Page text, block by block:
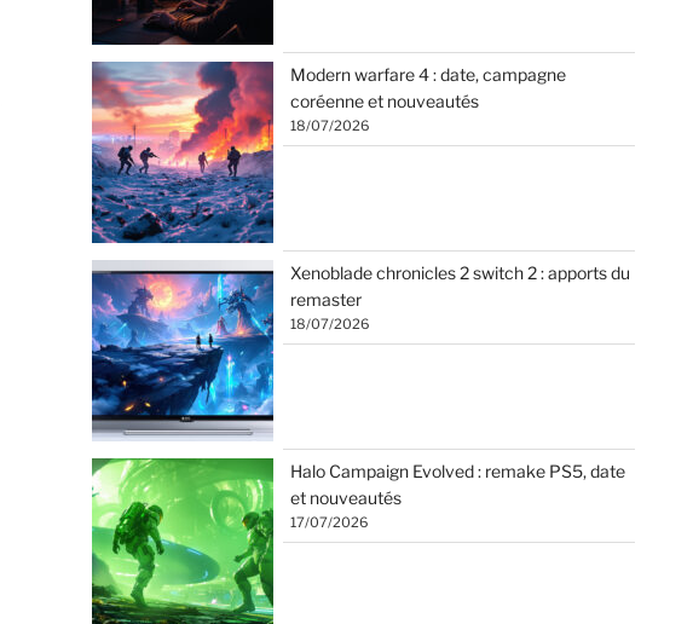
Modern warfare 4 : date, campagne
coréenne et nouveautés
18/07/2026
Xenoblade chronicles 2 switch 2 : apports du
remaster
18/07/2026
Halo Campaign Evolved : remake PS5, date
et nouveautés
17/07/2026